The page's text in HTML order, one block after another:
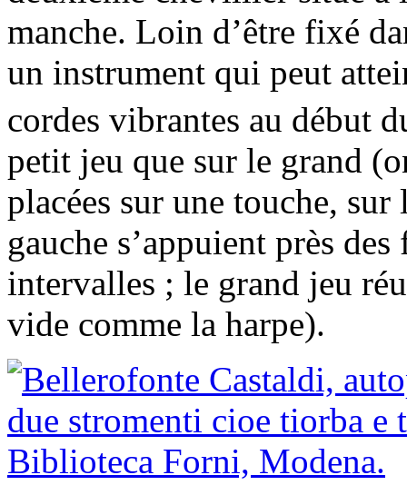
manche. Loin d’être fixé
un instrument qui peut
cordes vibrantes au début
petit jeu que sur le grand
placées sur une touche,
gauche s’appuient près
intervalles ; le grand jeu
vide comme la harpe).